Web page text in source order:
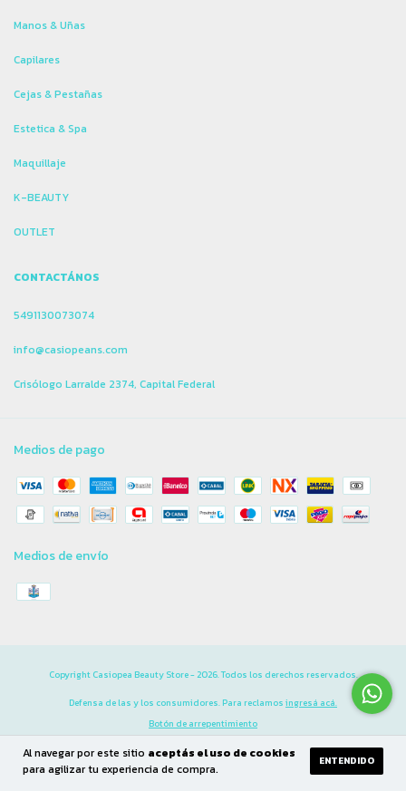
Al navegar por este sitio aceptás el uso de cookies
para agilizar tu experiencia de compra.
ENTENDIDO
Manos & Uñas
Capilares
Cejas & Pestañas
Estetica & Spa
Maquillaje
K-BEAUTY
OUTLET
CONTACTÁNOS
5491130073074
info@casiopeans.com
Crisólogo Larralde 2374, Capital Federal
Medios de pago
Medios de envío
Copyright Casiopea Beauty Store - 2026. Todos los derechos reservados.
Defensa de las y los consumidores. Para reclamos ingresá acá.
Botón de arrepentimiento